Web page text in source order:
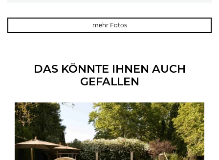
mehr Fotos
DAS KÖNNTE IHNEN AUCH
GEFALLEN